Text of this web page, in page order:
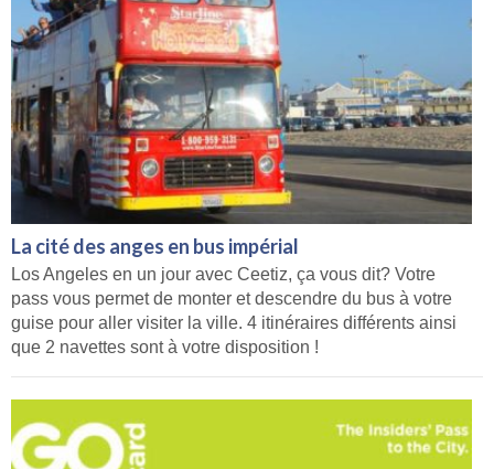
La cité des anges en bus impérial
Los Angeles en un jour avec Ceetiz, ça vous dit? Votre
pass vous permet de monter et descendre du bus à votre
guise pour aller visiter la ville. 4 itinéraires différents ainsi
que 2 navettes sont à votre disposition !